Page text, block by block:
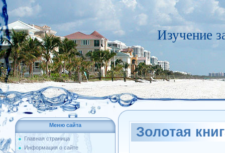
Изучение
Меню сайта
Главная страница
Информация о сайте
Золотая